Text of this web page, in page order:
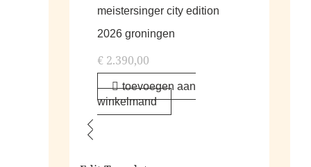
meistersinger city edition
2026 groningen
€ 2.390,00
toevoegen aan
winkelmand